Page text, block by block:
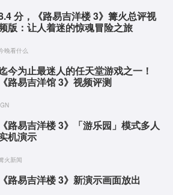
分，《路易吉洋楼 3》篝火总评视
版：让人着迷的惊魂冒险之旅
晚看什么
今为止最迷人的任天堂游戏之一！
《路易吉洋馆 3》视频评测
《路易吉洋楼 3》「游乐园」模式多人
机演示
火新闻
《路易吉洋楼 3》新演示画面放出